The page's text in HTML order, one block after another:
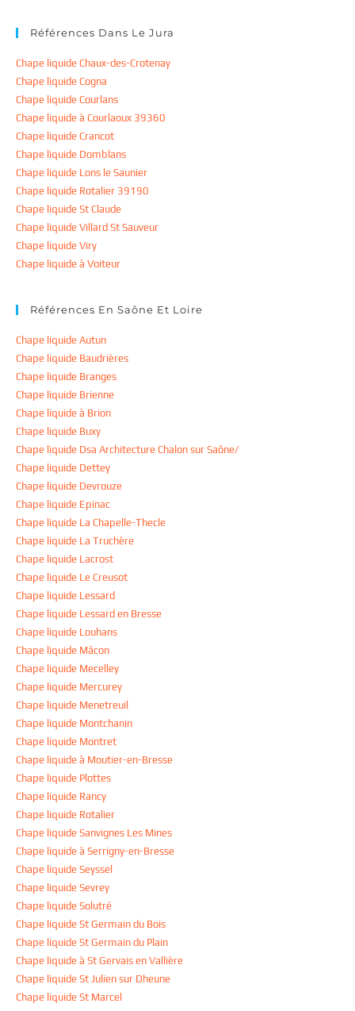
Références Dans Le Jura
Chape liquide Chaux-des-Crotenay
Chape liquide Cogna
Chape liquide Courlans
Chape liquide à Courlaoux 39360
Chape liquide Crancot
Chape liquide Domblans
Chape liquide Lons le Saunier
Chape liquide Rotalier 39190
Chape liquide St Claude
Chape liquide Villard St Sauveur
Chape liquide Viry
Chape liquide à Voiteur
Références En Saône Et Loire
Chape liquide Autun
Chape liquide Baudrières
Chape liquide Branges
Chape liquide Brienne
Chape liquide à Brion
Chape liquide Buxy
Chape liquide Dsa Architecture Chalon sur Saône/
Chape liquide Dettey
Chape liquide Devrouze
Chape liquide Epinac
Chape liquide La Chapelle-Thecle
Chape liquide La Truchère
Chape liquide Lacrost
Chape liquide Le Creusot
Chape liquide Lessard
Chape liquide Lessard en Bresse
Chape liquide Louhans
Chape liquide Mâcon
Chape liquide Mecelley
Chape liquide Mercurey
Chape liquide Menetreuil
Chape liquide Montchanin
Chape liquide Montret
Chape liquide à Moutier-en-Bresse
Chape liquide Plottes
Chape liquide Rancy
Chape liquide Rotalier
Chape liquide Sanvignes Les Mines
Chape liquide à Serrigny-en-Bresse
Chape liquide Seyssel
Chape liquide Sevrey
Chape liquide Solutré
Chape liquide St Germain du Bois
Chape liquide St Germain du Plain
Chape liquide à St Gervais en Vallière
Chape liquide St Julien sur Dheune
Chape liquide St Marcel